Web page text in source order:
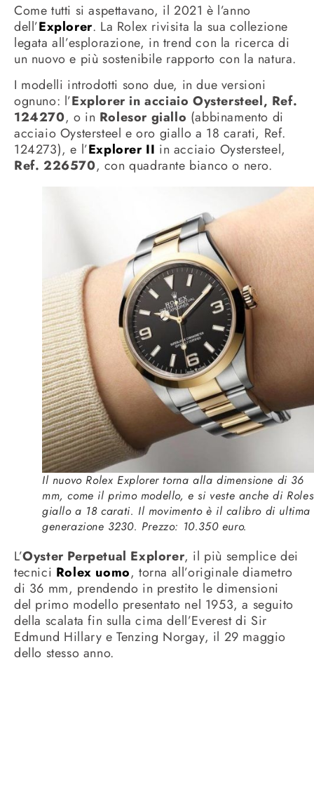
Come tutti si aspettavano, il 2021 è l’anno
dell’Explorer. La Rolex rivisita la sua collezione
legata all’esplorazione, in trend con la ricerca di
un nuovo e più sostenibile rapporto con la natura.
I modelli introdotti sono due, in due versioni
ognuno: l’Explorer in acciaio Oystersteel, Ref.
124270, o in Rolesor giallo (abbinamento di
acciaio Oystersteel e oro giallo a 18 carati, Ref.
124273), e l’Explorer II in acciaio Oystersteel,
Ref. 226570, con quadrante bianco o nero.
Il nuovo Rolex Explorer torna alla dimensione di 36
mm, come il primo modello, e si veste anche di
giallo a 18 carati. Il movimento è il calibro di ultima
generazione 3230. Prezzo: 10.350 euro.
L’Oyster Perpetual Explorer, il più semplice dei
tecnici Rolex uomo, torna all’originale diametro
di 36 mm, prendendo in prestito le dimensioni
del primo modello presentato nel 1953, a seguito
della scalata fin sulla cima dell’Everest di Sir
Edmund Hillary e Tenzing Norgay, il 29 maggio
dello stesso anno.